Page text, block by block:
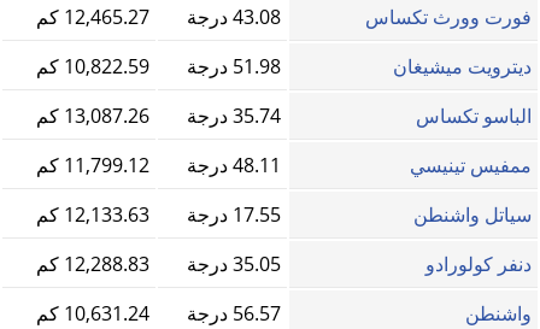
فورت وورث تكساس
43.08 درجة
12,465.27 كم
ديترويت ميشيغان
51.98 درجة
10,822.59 كم
الباسو تكساس
35.74 درجة
13,087.26 كم
ممفيس تينيسي
48.11 درجة
11,799.12 كم
سياتل واشنطن
17.55 درجة
12,133.63 كم
دنفر كولورادو
35.05 درجة
12,288.83 كم
واشنطن
56.57 درجة
10,631.24 كم